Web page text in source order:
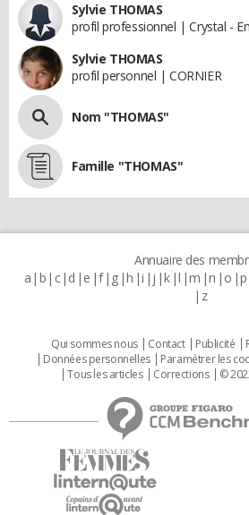
Sylvie THOMAS
profil professionnel | Crystal -
Sylvie THOMAS
profil personnel | CORNIER
Nom "THOMAS"
Famille "THOMAS"
Annuaire des
a b c d e f g h i j k l m n o p
z
Qui sommes nous Contact Publicité
Données personnelles
Paramétrer les
Tous les articles
Corrections ©